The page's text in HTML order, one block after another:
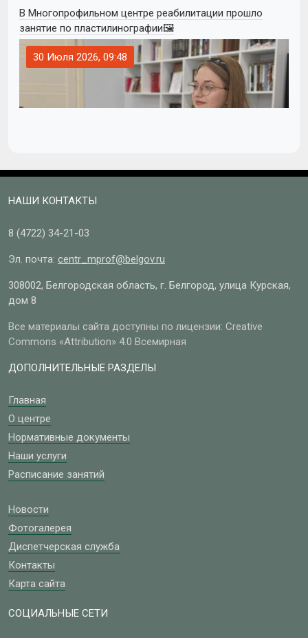
В Многопрофильном центре реабилитации прошло
занятие по пластилинографии🖼
30 Июля 2026, 09:48
НАШИ КОНТАКТЫ
8 (4722) 34-21-03
Эл. почта: centr_mprof@belgov.ru
308002, Белгородская область, г. Белгород, улица Курская,
дом 8
Все материалы сайта доступны по лицензии: Creative
Commons «Attribution» 4.0 Всемирная
ДОПОЛНИТЕЛЬНЫЕ РАЗДЕЛЫ
Главная
О центре
Нормативные документы
Наши услуги
Расписание занятий
Новости
Фотогалерея
Диспетчерская служба
Контакты
Карта сайта
СОЦИАЛЬНЫЕ СЕТИ